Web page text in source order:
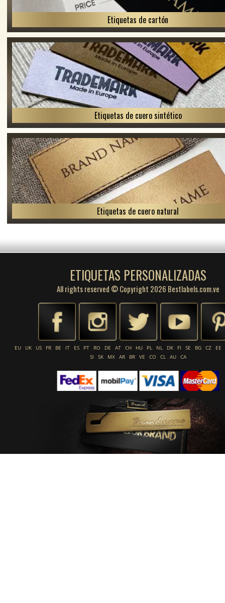
Etiquetas de cartón
Etiquetas de cuero sintético
Etiquetas de cuero natural
ETIQUETAS PERSONALIZADAS
All rights reserved © Copyright 2026 Bestlabels.com.ve
EU UK US FR BE IT ES PT RO DE AT CH HU PL NL DK FI SE BG CZ
EE
SI
SK MX AR BR VE CO CL AU CA